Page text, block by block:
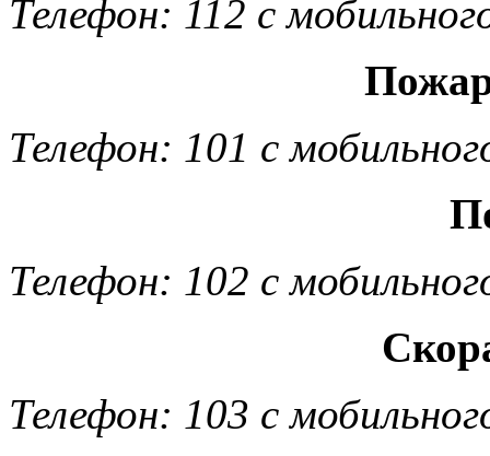
Телефон: 112 с
Телефон: 101 с
Телефон: 102 с
Телефон: 103 с